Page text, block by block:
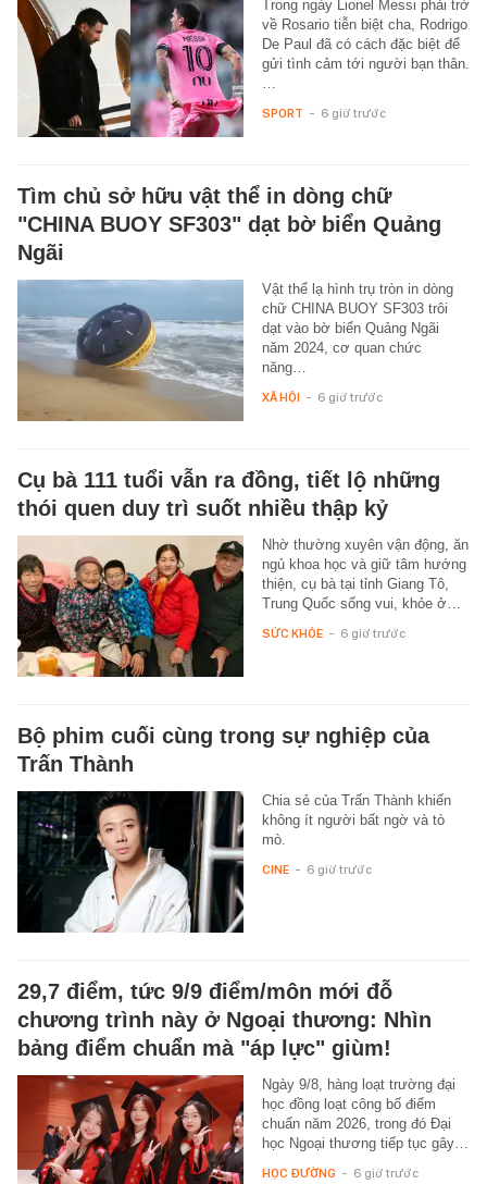
Trong ngày Lionel Messi phải trở
về Rosario tiễn biệt cha, Rodrigo
De Paul đã có cách đặc biệt để
gửi tình cảm tới người bạn thân.
SPORT - 6 giờ trước
Tìm chủ sở hữu vật thể in dòng chữ
"CHINA BUOY SF303" dạt bờ biển Quảng
Ngãi
Vật thể lạ hình trụ tròn in dòng
chữ CHINA BUOY SF303 trôi
dạt vào bờ biển Quảng Ngãi
năm 2024, cơ quan chức
năng…
XÃ HỘI - 6 giờ trước
Cụ bà 111 tuổi vẫn ra đồng, tiết lộ những
thói quen duy trì suốt nhiều thập kỷ
Nhờ thường xuyên vận động, ăn
ngủ khoa học và giữ tâm hướng
thiện, cụ bà tại tỉnh Giang Tô,
Trung Quốc sống vui, khỏe ở…
SỨC KHỎE - 6 giờ trước
Bộ phim cuối cùng trong sự nghiệp của
Trấn Thành
Chia sẻ của Trấn Thành khiến
không ít người bất ngờ và tò
mò.
CINE - 6 giờ trước
29,7 điểm, tức 9/9 điểm/môn mới đỗ
chương trình này ở Ngoại thương: Nhìn
bảng điểm chuẩn mà "áp lực" giùm!
Ngày 9/8, hàng loạt trường đại
học đồng loạt công bố điểm
chuẩn năm 2026, trong đó Đại
học Ngoại thương tiếp tục gây…
HỌC ĐƯỜNG - 6 giờ trước